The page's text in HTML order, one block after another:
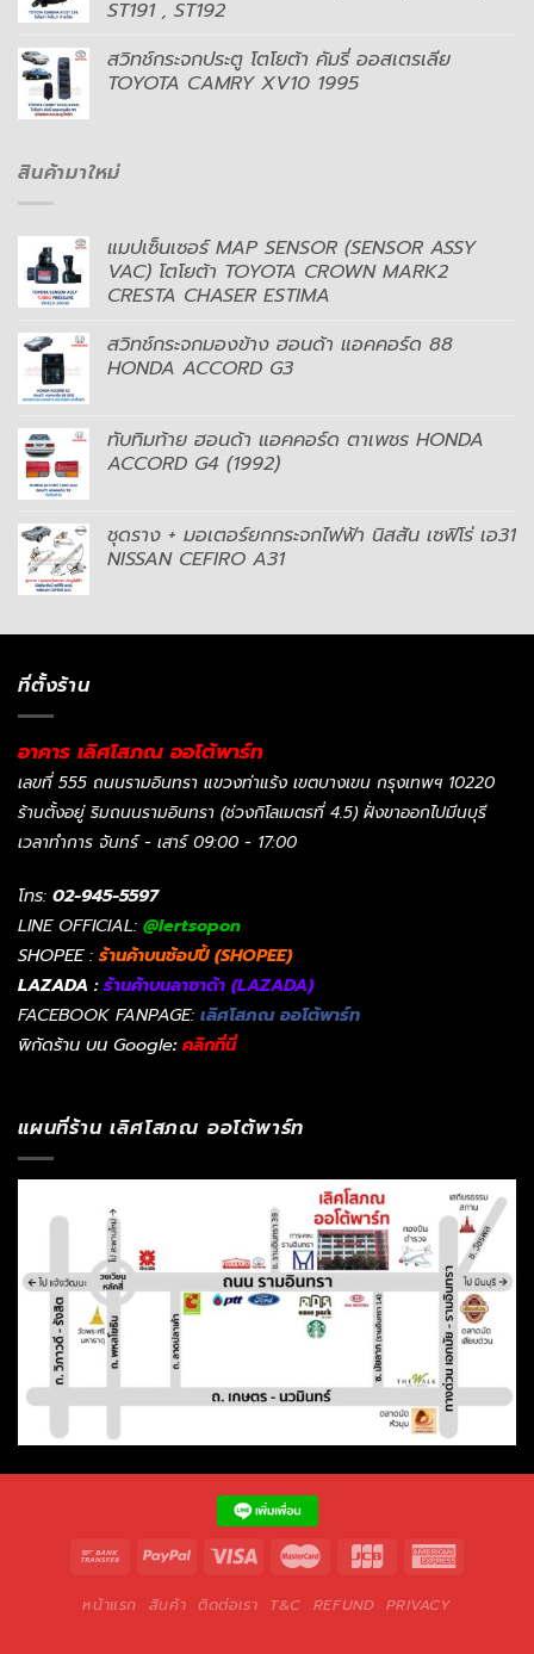
ST191 , ST192
สวิทช์กระจกประตู โตโยต้า คัมรี่ ออสเตรเลีย
TOYOTA CAMRY XV10 1995
สินค้ามาใหม่
แมปเซ็นเซอร์ MAP SENSOR (SENSOR ASSY
VAC) โตโยต้า TOYOTA CROWN MARK2
CRESTA CHASER ESTIMA
สวิทช์กระจกมองข้าง ฮอนด้า แอคคอร์ด 88
HONDA ACCORD G3
ทับทิมท้าย ฮอนด้า แอคคอร์ด ตาเพชร HONDA
ACCORD G4 (1992)
ชุดราง + มอเตอร์ยกกระจกไฟฟ้า นิสสัน เซฟิโร่ เอ31
NISSAN CEFIRO A31
ที่ตั้งร้าน
อาคาร เลิศโสภณ ออโต้พาร์ท
เลขที่ 555 ถนนรามอินทรา แขวงท่าแร้ง เขตบางเขน กรุงเทพฯ 10220
ร้านตั้งอยู่ ริมถนนรามอินทรา (ช่วงกิโลเมตรที่ 4.5) ฝั่งขาออกไปมีนบุรี
เวลาทำการ จันทร์ - เสาร์ 09:00 - 17:00
โทร: 02-945-5597
LINE OFFICIAL: @lertsopon
SHOPEE : ร้านค้าบนช้อปปี้ (SHOPEE)
LAZADA :ร้านค้าบนลาซาด้า (LAZADA)
FACEBOOK FANPAGE: เลิศโสภณ ออโต้พาร์ท
พิกัดร้าน บน Google: คลิกที่นี่
แผนที่ร้าน เลิศโสภณ ออโต้พาร์ท
หน้าแรก สินค้า ติดต่อเรา T&C REFUND PRIVACY